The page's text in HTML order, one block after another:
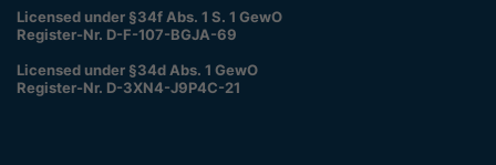
Licensed under §34f Abs. 1 S. 1 GewO
Register-Nr. D-F-107-BGJA-69
Licensed under §34d Abs. 1 GewO
Register-Nr. D-3XN4-J9P4C-21